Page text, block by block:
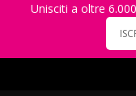
Unisciti a oltre